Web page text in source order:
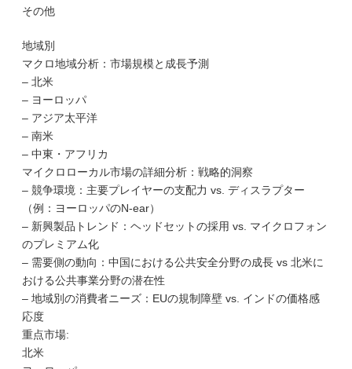
その他
地域別
マクロ地域分析：市場規模と成長予測
– 北米
– ヨーロッパ
– アジア太平洋
– 南米
– 中東・アフリカ
マイクロローカル市場の詳細分析：戦略的洞察
– 競争環境：主要プレイヤーの支配力 vs. ディスラプター
（例：ヨーロッパのN-ear）
– 新興製品トレンド：ヘッドセットの採用 vs. マイクロフォン
のプレミアム化
– 需要側の動向：中国における公共安全分野の成長 vs 北米に
おける公共事業分野の潜在性
– 地域別の消費者ニーズ：EUの規制障壁 vs. インドの価格感
応度
重点市場:
北米